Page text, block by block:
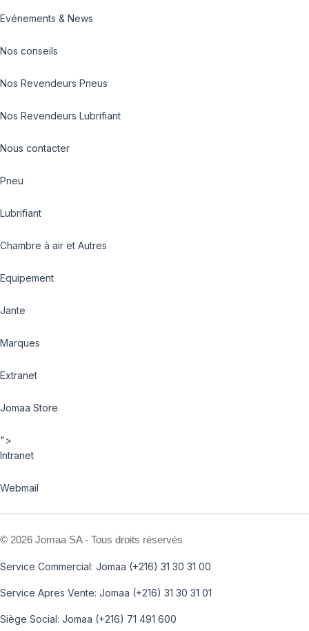
Evénements & News
Nos conseils
Nos Revendeurs Pneus
Nos Revendeurs Lubrifiant
Nous contacter
Pneu
Lubrifiant
Chambre à air et Autres
Equipement
Jante
Marques
Extranet
Jomaa Store
">
Intranet
Webmail
© 2026 Jomaa SA - Tous droits réservés
Service Commercial: Jomaa (+216) 31 30 31 00
Service Apres Vente: Jomaa (+216) 31 30 31 01
Siège Social: Jomaa (+216) 71 491 600